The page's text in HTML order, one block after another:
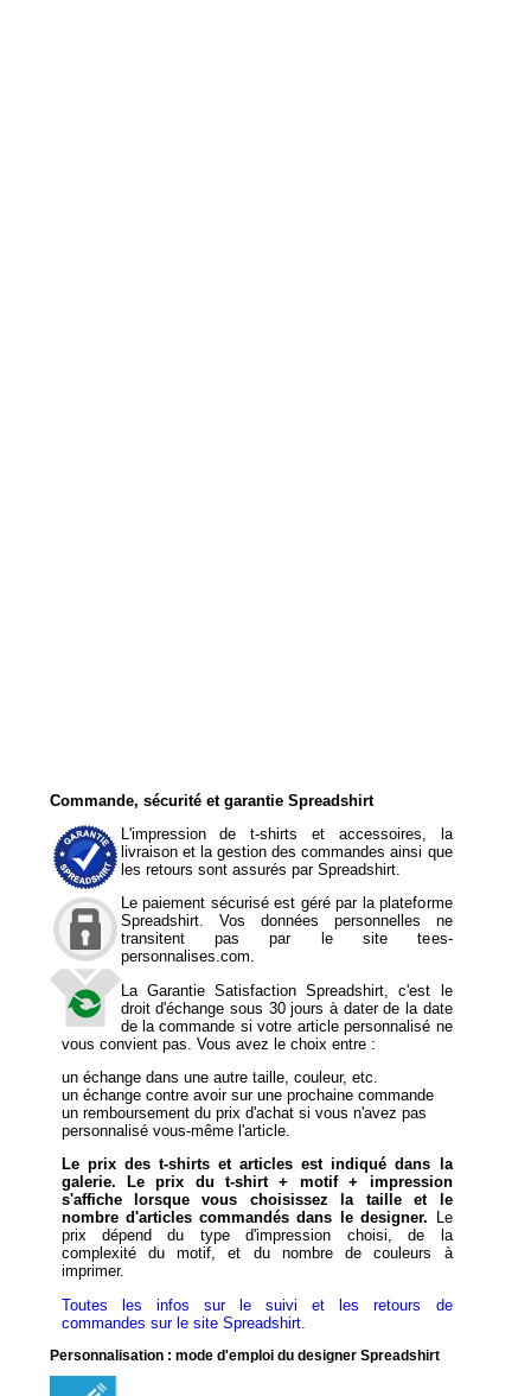
Commande, sécurité et garantie Spreadshirt
L'impression de t-shirts et accessoires, la
livraison et la gestion des commandes ainsi que
les retours sont assurés par Spreadshirt.
Le paiement sécurisé est géré par la plateforme
Spreadshirt. Vos données personnelles ne
transitent pas par le site tees-
personnalises.com.
La Garantie Satisfaction Spreadshirt, c'est le
droit d'échange sous 30 jours à dater de la date
de la commande si votre article personnalisé ne
vous convient pas. Vous avez le choix entre :
un échange dans une autre taille, couleur, etc.
un échange contre avoir sur une prochaine commande
un remboursement du prix d'achat si vous n'avez pas
personnalisé vous-même l'article.
Le prix des t-shirts et articles est indiqué dans la
galerie. Le prix du t-shirt + motif + impression
s'affiche lorsque vous choisissez la taille et le
nombre d'articles commandés dans le designer. Le
prix dépend du type d'impression choisi, de la
complexité du motif, et du nombre de couleurs à
imprimer.
Toutes les infos sur le suivi et les retours de
commandes sur le site Spreadshirt.
Personnalisation : mode d'emploi du designer Spreadshirt